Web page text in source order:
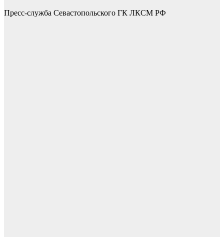
Пресс-служба Севастопольского ГК ЛКСМ РФ